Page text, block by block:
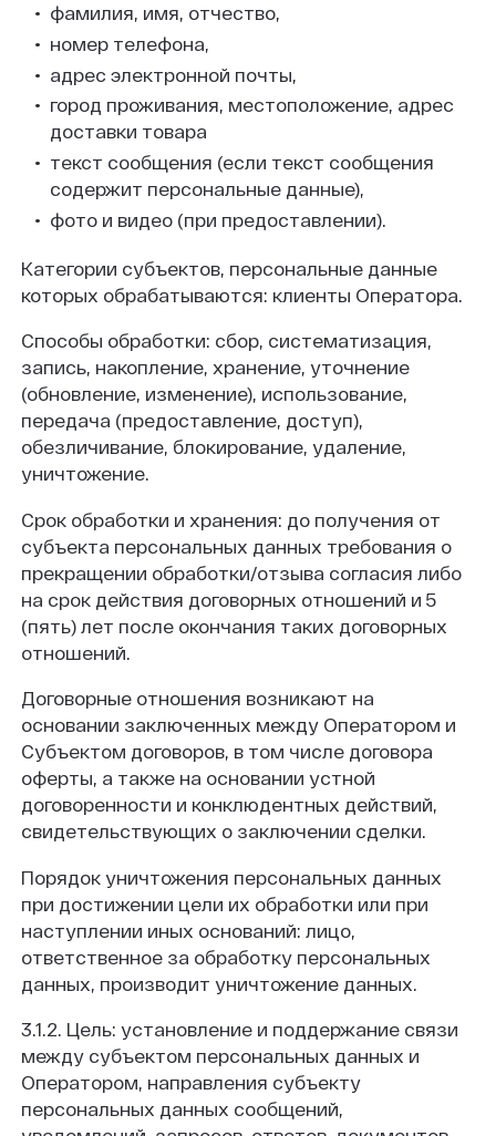
фамилия, имя, отчество,
номер телефона,
адрес электронной почты,
город проживания, местоположение, адрес
доставки товара
текст сообщения (если текст сообщения
содержит персональные данные),
фото и видео (при предоставлении).
Категории субъектов, персональные данные
которых обрабатываются: клиенты Оператора.
Способы обработки: сбор, систематизация,
запись, накопление, хранение, уточнение
(обновление, изменение), использование,
передача (предоставление, доступ),
обезличивание, блокирование, удаление,
уничтожение.
Срок обработки и хранения: до получения от
субъекта персональных данных требования о
прекращении обработки/отзыва согласия либо
на срок действия договорных отношений и 5
(пять) лет после окончания таких договорных
отношений.
Договорные отношения возникают на
основании заключенных между Оператором и
Субъектом договоров, в том числе договора
оферты, а также на основании устной
договоренности и конклюдентных действий,
свидетельствующих о заключении сделки.
Порядок уничтожения персональных данных
при достижении цели их обработки или при
наступлении иных оснований: лицо,
ответственное за обработку персональных
данных, производит уничтожение данных.
3.1.2. Цель: установление и поддержание связи
между субъектом персональных данных и
Оператором, направления субъекту
персональных данных сообщений,